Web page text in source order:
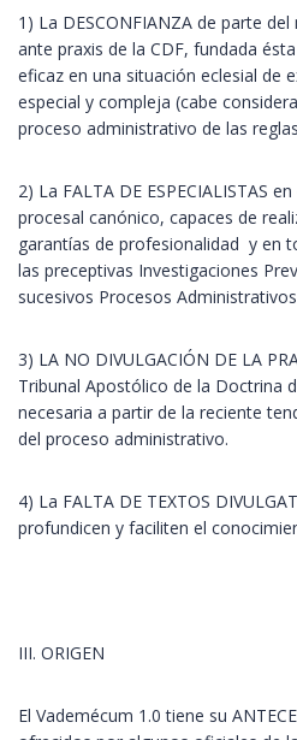
1) La DESCONFIANZA de parte
ante praxis de la CDF, fundada
eficaz en una situación eclesial de
especial y compleja (cabe
proceso administrativo de las
2) La FALTA DE ESPECIALISTAS
procesal canónico, capaces de
garantías de profesionalidad y en
las preceptivas Investigaciones
sucesivos Procesos
3) LA NO DIVULGACIÓN DE LA
Tribunal Apostólico de la Doctrina
necesaria a partir de la reciente
del proceso administrativo.
4) La FALTA DE TEXTOS
profundicen y faciliten el
III. ORIGEN
El Vademécum 1.0 tiene su